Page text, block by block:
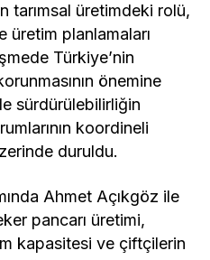
tarımsal üretimdeki rolü,
üretim planlamaları
Türkiye’nin
önemine
sürdürülebilirliğin
koordineli
duruldu.
Ahmet Açıkgöz ile
pancarı üretimi,
kapasitesi ve çiftçilerin